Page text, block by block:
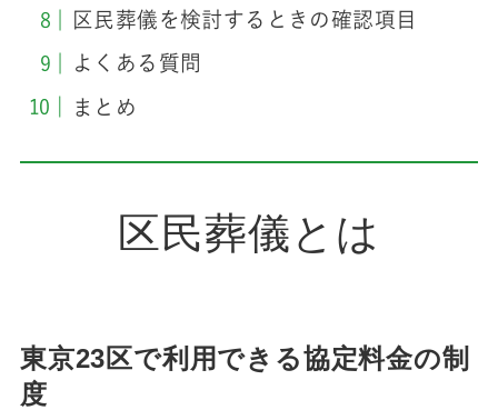
区民葬儀を検討するときの確認項目
よくある質問
まとめ
区民葬儀とは
東京23区で利用できる協定料金の制
度